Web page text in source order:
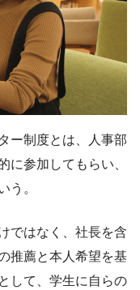
ー制度とは、人事部
に参加してもらい、
う。
ではなく、社長を含
推薦と本人希望を基
して、学生に自らの